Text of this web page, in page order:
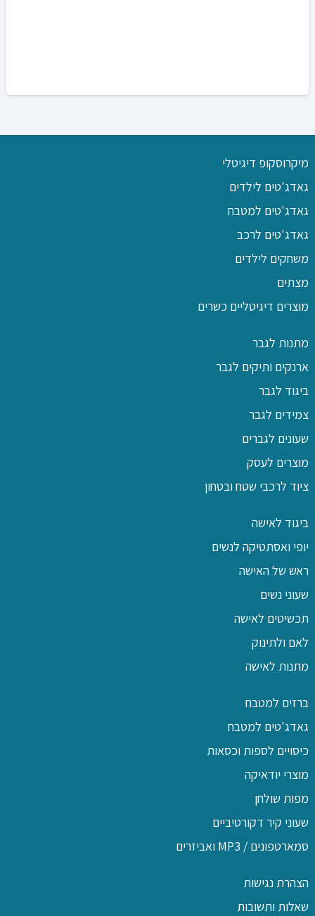
מיקרוסקופ דיגיטלי
גאדג'טים לילדים
גאדג'טים למטבח
גאדג'טים לרכב
משחקים לילדים
מצתים
מוצרים דיגיטליים כשרים
מתנות לגבר
ארנקים ותיקים לגבר
ביגוד לגבר
צמידים לגבר
שעונים לגברים
מוצרים לעסק
ציוד לרכבי שטח ובטחון
ביגוד לאישה
יופי ואסתטיקה לנשים
ראש של האישה
שעוני נשים
תכשיטים לאישה
לאם ולתינוק
מתנות לאישה
ברזים למטבח
גאדג'טים למטבח
כיסויים לספות וכסאות
מוצרי יודאיקה
מפות שולחן
שעוני קיר דקורטיביים
סמארטפונים / MP3 ואביזרים
הצהרת נגישות
שאלות ותשובות